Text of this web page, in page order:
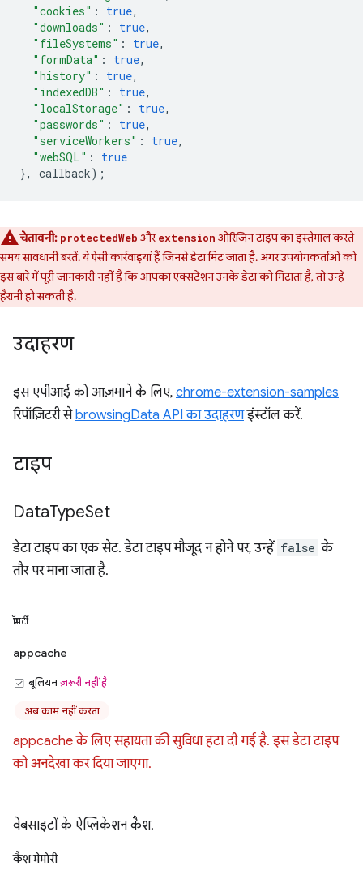
"cookies" : true,
"downloads" : true,
"fileSystems" : true,
"formData" : true,
"history" : true,
"indexedDB" : true,
"localStorage" : true,
"passwords" : true,
"serviceWorkers" : true,
"webSQL" :
true
},
callback);
चेतावनी: protectedWeb औरextension ओरिजिन टाइप का इस्तेमाल करते
समय सावधानी बरतें. ये ऐसी कार्रवाइयां हैं जिनसे डेटा मिट जाता है. अगर उपयोगकर्ताओं को
इस बारे में पूरी जानकारी नहीं है कि आपका एक्सटेंशन उनके डेटा को मिटाता है, तो उन्हें
हैरानी हो सकती है.
उदाहरण
इस एपीआई को आज़माने के लिए, chrome-extension-samples
रिपॉज़िटरी सेbrowsingData API का उदाहरणइंस्टॉल करें.
टाइप
DataTypeSet
डेटा टाइप का एक सेट. डेटा टाइप मौजूद न होने पर, उन्हें false के
तौर पर माना जाता है.
प्रॉपर्टी
appcache
बूलियनज़रूरी नहीं है
अब काम नहीं करता
appcache के लिए सहायता की सुविधा हटा दी गई है. इस डेटा टाइप
को अनदेखा कर दिया जाएगा.
वेबसाइटों के ऐप्लिकेशन कैश.
कैश मेमोरी